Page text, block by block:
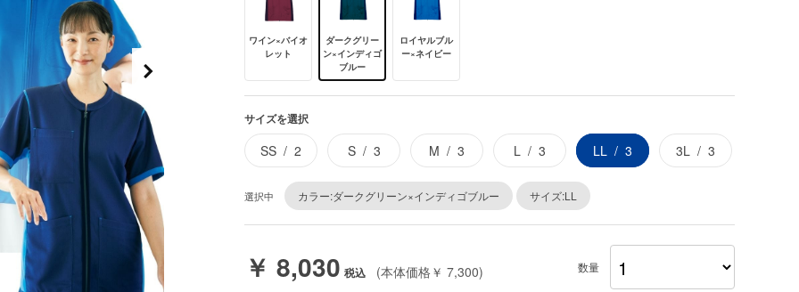
ワイン×バイオ
レット
ダークグリー
ン×インディゴ
ブルー
ロイヤルブル
ー×ネイビー
サイズを選択
SS 2 S 3 M 3 L 3 LL 3 3L 3
選択中 カラー:ダークグリーン×インディゴブルー サイズ:LL
￥ 8,030 (本体価格￥ 7,300) 数量